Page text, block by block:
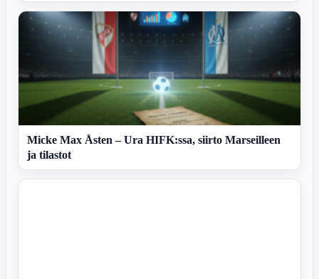
Micke Max Åsten – Ura HIFK:ssa, siirto Marseilleen
ja tilastot